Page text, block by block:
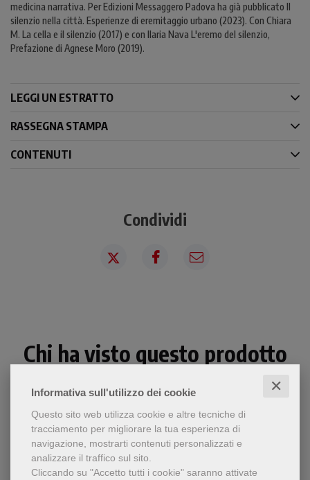
Informativa sull'utilizzo dei cookie ✕
Questo sito web utilizza cookie e altre tecniche di
tracciamento per migliorare la tua esperienza di
navigazione, mostrarti contenuti personalizzati e
analizzare il traffico sul sito.
Cliccando su "Accetto tutti i cookie" saranno attivate
medicina narrativa. Per Edizioni Messaggero Padova ha già pubblicato Il
silenzio nella città. Esperienze di eremitaggio urbano (2023). Con Chiara
M. La cella e il silenzio (2017) e con Ilaria Nava L'eremo del silenzio,
Prefazione di Agnese Moro (2019).
LEGGI UN ESTRATTO
RASSEGNA STAMPA
CONTENUTI
Condividi
Chi ha visto questo prodotto